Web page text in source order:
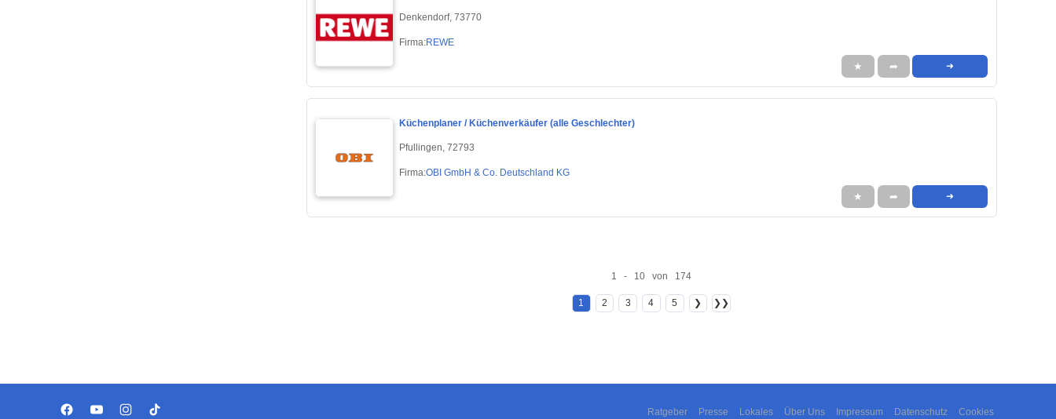
Denkendorf, 73770
Firma:REWE
★ ➦ ➜
Küchenplaner / Küchenverkäufer (alle Geschlechter)
Pfullingen, 72793
Firma:OBI GmbH & Co. Deutschland KG
★ ➦ ➜
1 - 10 von 174
1 2 3 4 5 ❯ ❯❯
Ratgeber Presse Lokales Über Uns Impressum Datenschutz Cookies